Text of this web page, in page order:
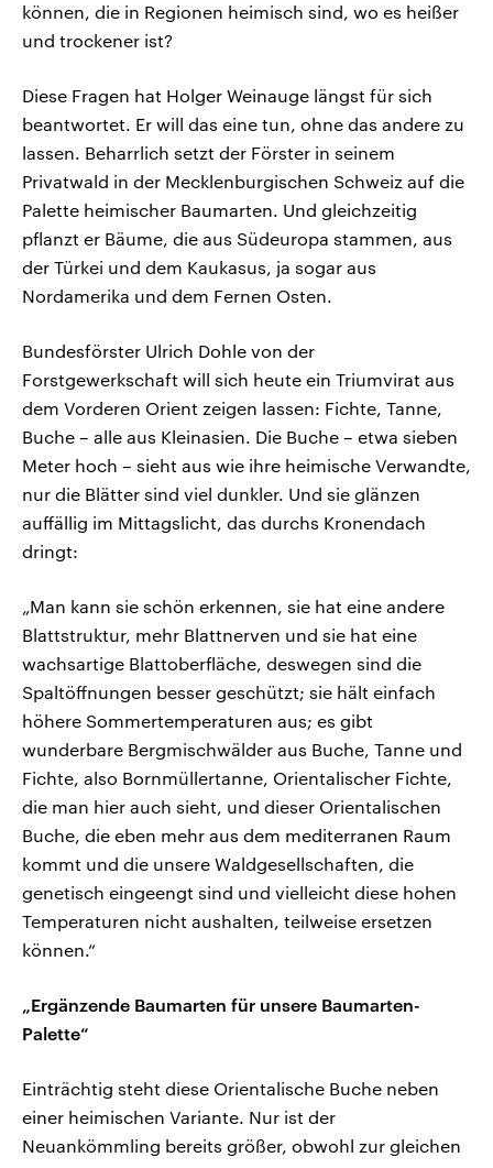
können, die in Regionen heimisch sind, wo es heißer
und trockener ist?
Diese Fragen hat Holger Weinauge längst für sich
beantwortet. Er will das eine tun, ohne das andere zu
lassen. Beharrlich setzt der Förster in seinem
Privatwald in der Mecklenburgischen Schweiz auf die
Palette heimischer Baumarten. Und gleichzeitig
pflanzt er Bäume, die aus Südeuropa stammen, aus
der Türkei und dem Kaukasus, ja sogar aus
Nordamerika und dem Fernen Osten.
Bundesförster Ulrich Dohle von der
Forstgewerkschaft will sich heute ein Triumvirat aus
dem Vorderen Orient zeigen lassen: Fichte, Tanne,
Buche – alle aus Kleinasien. Die Buche – etwa sieben
Meter hoch – sieht aus wie ihre heimische Verwandte,
nur die Blätter sind viel dunkler. Und sie glänzen
auffällig im Mittagslicht, das durchs Kronendach
dringt:
„Man kann sie schön erkennen, sie hat eine andere
Blattstruktur, mehr Blattnerven und sie hat eine
wachsartige Blattoberfläche, deswegen sind die
Spaltöffnungen besser geschützt; sie hält einfach
höhere Sommertemperaturen aus; es gibt
wunderbare Bergmischwälder aus Buche, Tanne und
Fichte, also Bornmüllertanne, Orientalischer Fichte,
die man hier auch sieht, und dieser Orientalischen
Buche, die eben mehr aus dem mediterranen Raum
kommt und die unsere Waldgesellschaften, die
genetisch eingeengt sind und vielleicht diese hohen
Temperaturen nicht aushalten, teilweise ersetzen
können.“
„Ergänzende Baumarten für unsere Baumarten-
Palette“
Einträchtig steht diese Orientalische Buche neben
einer heimischen Variante. Nur ist der
Neuankömmling bereits größer, obwohl zur gleichen